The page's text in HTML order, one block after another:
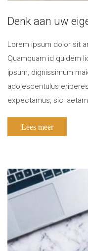
Denk aan uw
Lorem ipsum dolor sit
Quamquam id quidem
ipsum, dignissimum
adolescentulus
expectamus, sic
perpetuam quis potest
Lees meer